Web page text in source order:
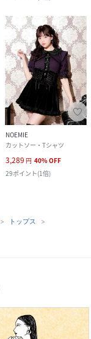
NOEMIE
カットソー・Tシャツ
3,289 円 40%OFF
29ポイント(1倍)
トップス